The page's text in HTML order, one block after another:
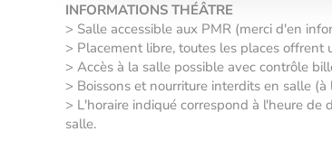
INFORMATIONS THÉÂTRE
> Salle accessible aux PMR (merci d'en
> Placement libre, toutes les places offrent
> Accès à la salle possible avec contrôle
> Boissons et nourriture interdits en salle
> L'horaire indiqué correspond à l'heure de
salle.